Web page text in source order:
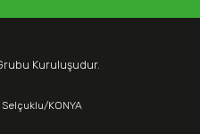
Kuruluşudur.
Selçuklu/KONYA